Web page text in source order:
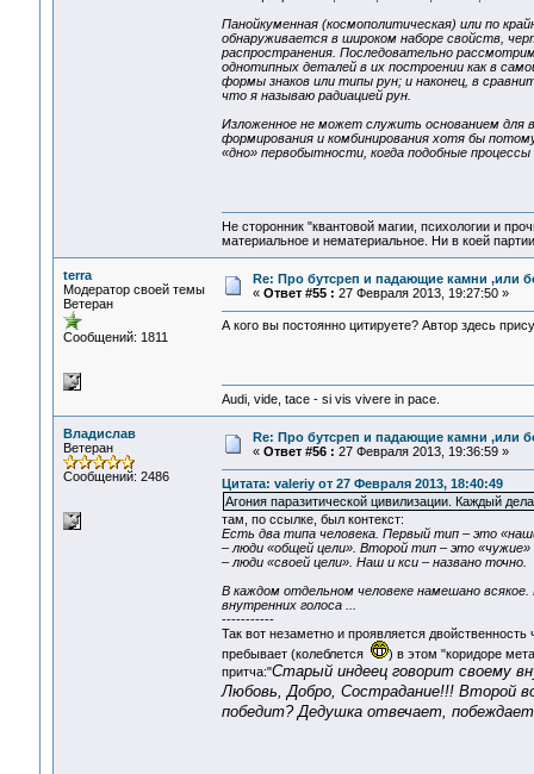
Панойкуменная (космополитическая) или по
обнаруживается в широком наборе свойств,
распространения. Последовательно
однотипных деталей в их построении как в
формы знаков или типы рун; и наконец, в
что я называю радиацией рун.
Изложенное не может служить основанием для
формирования и комбинирования хотя бы
«дно» первобытности, когда подобные
Не сторонник "квантовой магии, психологии и
материальное и нематериальное. Ни в коей
terra
Модератор своей темы
Ветеран
Сообщений: 1811
Re: Про бутсреп и падающие камни ,или
« Ответ #55 : 27 Февраля 2013, 19:27:50 »
А кого вы постоянно цитируете? Автор здесь
Audi, vide, tace - si vis vivere in pace.
Владислав
Ветеран
Сообщений: 2486
Re: Про бутсреп и падающие камни ,или
« Ответ #56 : 27 Февраля 2013, 19:36:59 »
Цитата: valeriy от 27 Февраля 2013, 18:40:49
Агония паразитической цивилизации. Каждый
там, по ссылке, был контекст:
Есть два типа человека. Первый тип – это
– люди «общей цели». Второй тип – это «чужие»
– люди «своей цели». Наш и кси – названо точно.
В каждом отдельном человеке намешано
внутренних голоса ...
-----------
Так вот незаметно и проявляется
пребывает (колеблется
) в этом "коридоре
притча:"Старый индеец говорит своему
Любовь, Добро, Сострадание!!! Второй
победит? Дедушка отвечает,